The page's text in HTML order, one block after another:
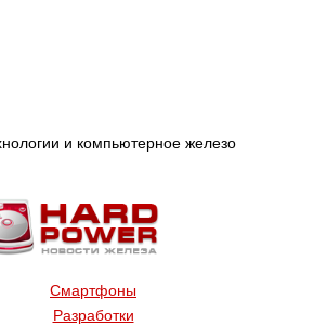
и компьютерное железо
Смартфоны
Разработки